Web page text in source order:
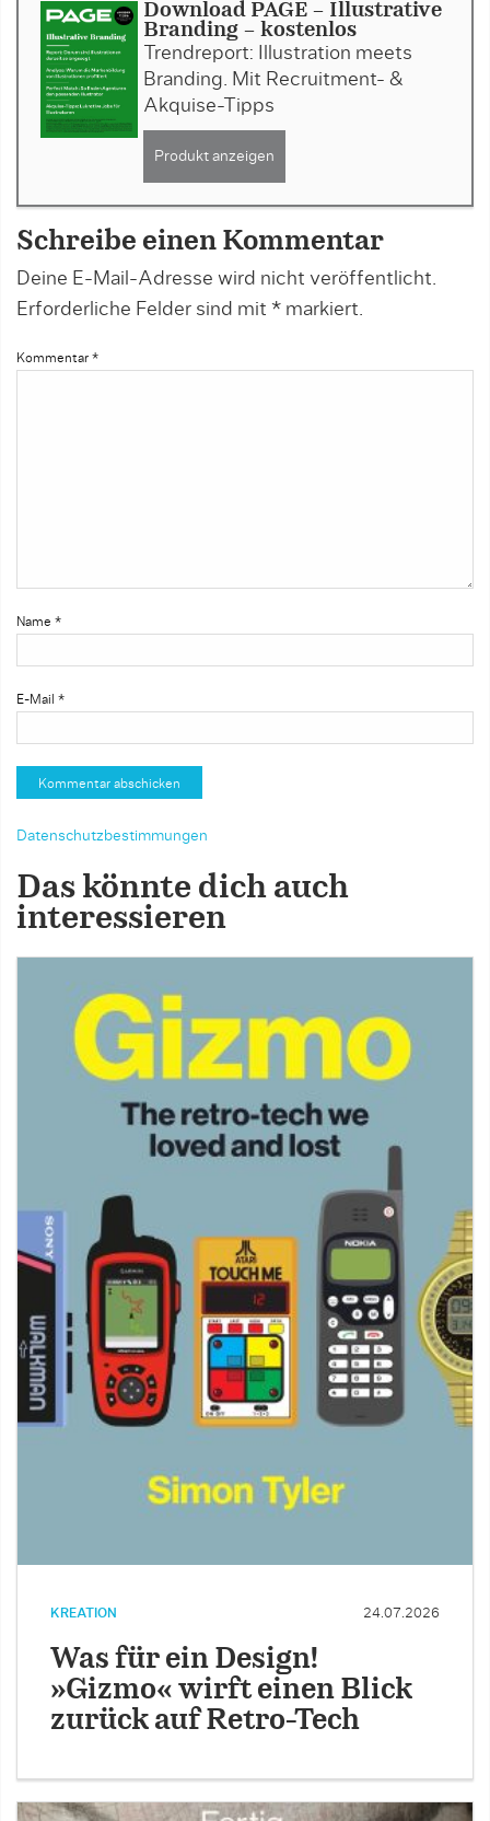
Download PAGE - Illustrative
Branding - kostenlos
Trendreport: Illustration meets
Branding. Mit Recruitment- &
Akquise-Tipps
Produkt anzeigen
Schreibe einen Kommentar
Deine E-Mail-Adresse wird nicht veröffentlicht.
Erforderliche Felder sind mit * markiert.
Kommentar *
Name *
E-Mail *
Datenschutzbestimmungen
Das könnte dich auch
interessieren
KREATION 24.07.2026
Was für ein Design!
»Gizmo« wirft einen Blick
zurück auf Retro-Tech